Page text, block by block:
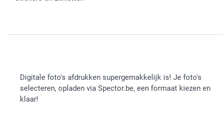
Digitale foto's afdrukken supergemakkelijk is! Je foto's
selecteren, opladen via Spector.be, een formaat kiezen en
klaar!